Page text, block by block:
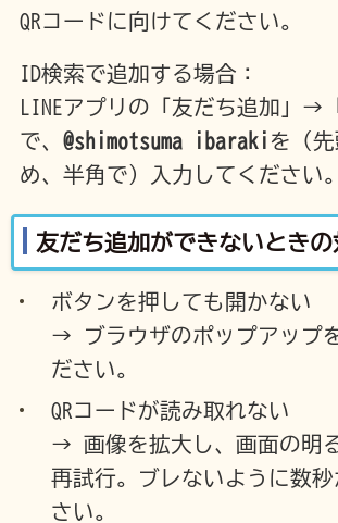
QRコードに向けてください。
ID検索で追加する場合：
LINEアプリの「友だち追加」
で、 @shimotsuma_ibaraki を（先
め、半角で）入力してください。
友だち追加ができないときの
ボタンを押しても開かない
→ ブラウザのポップアップ
ださい。
QRコードが読み取れない
→ 画像を拡大し、画面の明
再試行。ブレないように数
さい。